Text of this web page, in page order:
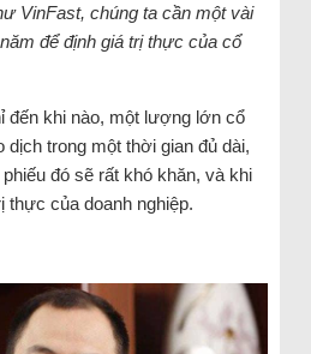
VinFast, chúng ta cần một vài
để định giá trị thực của cổ
đến khi nào, một lượng lớn cổ
dịch trong một thời gian đủ dài,
đó sẽ rất khó khăn, và khi
của doanh nghiệp.